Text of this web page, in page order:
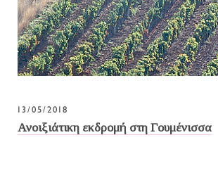
13/05/2018
Ανοιξιάτικη εκδρομή στη Γουμένισσα